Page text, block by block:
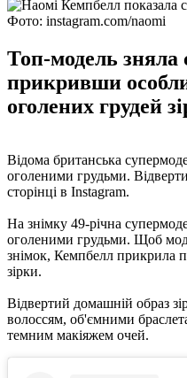
Фото: instagram.com/naomi
Топ-модель зняла
прикривши
оголених грудей
Відома британська
оголеними грудьми.
сторінці в Instagram.
На знімку 49-річна
оголеними грудьми. Щоб
знімок, Кемпбелл прикрила
зірки.
Відвертий домашній образ
волоссям, об'ємними
темним макіяжем очей.